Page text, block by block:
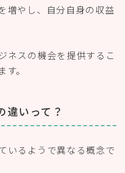
増やし、自分自身の収益
ネスの機会を提供するこ
。
違いって？
いるようで異なる概念で